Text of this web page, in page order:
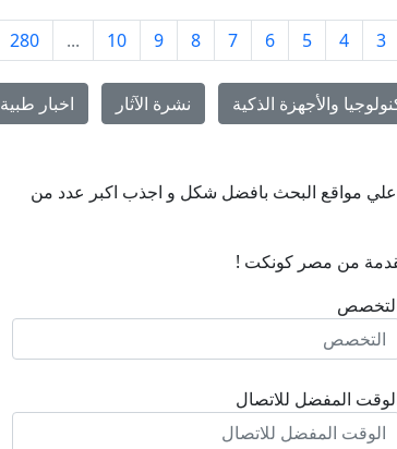
الأصلية والمعتمدة، مع تقديم الدعم والإرشاد
اللازم للمرضى وأسرهم.
3
4
5
6
7
8
9
10
...
280
والأجهزة الذكية نشرة الآثار اخبار طبية
علي مواقع البحث بافضل شكل و اجذب اكبر عدد من
من مصر كونكت !
المفضل للاتصال